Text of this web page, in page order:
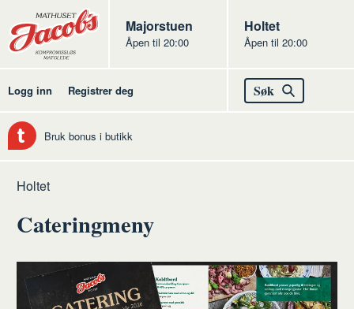
Butikker
Jacobs
Majorstuen
Åpen til 20:00
Jacobs
Holtet
Åpen til 20:00
Logg inn Registrer deg Søk
Bruk bonus i butikk
Hjem
Holtet
Cateringmeny